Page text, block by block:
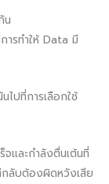
น
ารทำให้ Data มี
ไปที่การเลือกใช้
และกำลังตื่นเต้นที่
ลับต้องผิดหวังเสีย